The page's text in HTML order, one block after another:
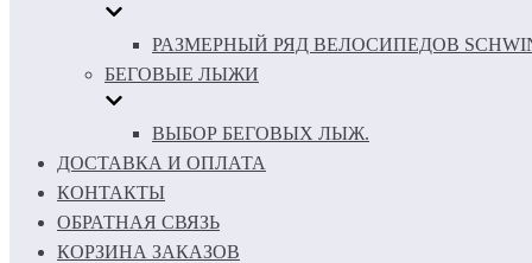
РАЗМЕРНЫЙ РЯД ВЕЛОСИПЕДОВ
БЕГОВЫЕ ЛЫЖИ
ВЫБОР БЕГОВЫХ ЛЫЖ.
ДОСТАВКА И ОПЛАТА
КОНТАКТЫ
ОБРАТНАЯ СВЯЗЬ
КОРЗИНА ЗАКАЗОВ